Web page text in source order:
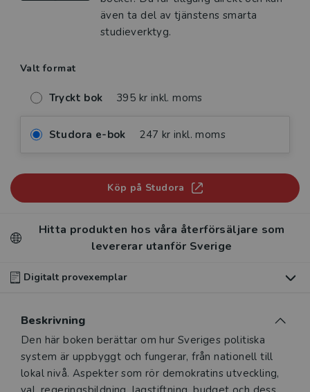
även ta del av tjänstens smarta
studieverktyg.
Valt format
Tryckt bok 395 kr inkl. moms
Studora e-bok 247 kr inkl. moms
Köp på Studora
Hitta produkten hos våra återförsäljare som
levererar utanför Sverige
Digitalt provexemplar
digitalt provexemplar av den här produkten
Våra digitala provexemplar tillhandahålls via Studora.se
och ger dig tillgång till boken under 180 dagar. Observera
att erbjudandet endast gäller relevanta produkter för din
Beskrivning
Beskrivning
Den här boken berättar om hur Sveriges politiska
system är uppbyggt och fungerar, från nationell till
lokal nivå. Aspekter som rör demokratins utveckling,